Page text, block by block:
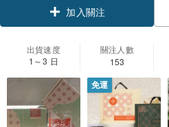
加入關注
出貨速度
1～3 日
關注人數
153
免運